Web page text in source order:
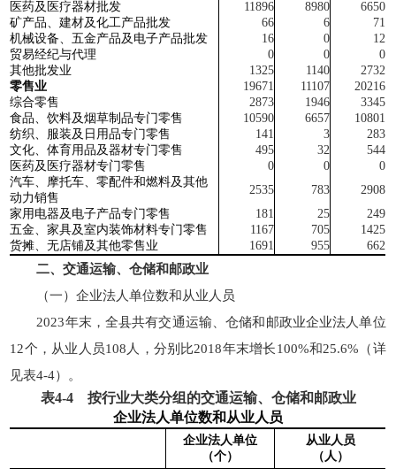
医药及医疗器材批发
11896 8980
6650
矿产品、建材及化工产品批发
66 6
71
机械设备、五金产品及电子产品批发
16 0
12
贸易经纪与代理
0 0
0
其他批发业
1325 1140 2732
零售业
19671 11107 20216
综合零售
2873 1946 3345
食品、饮料及烟草制品专门零售
10590 6657 10801
纺织、服装及日用品专门零售
141 3
283
文化、体育用品及器材专门零售
495 32 544
医药及医疗器材专门零售
0 0
0
汽车、摩托车、零配件和燃料及其他
动力销售
2535 783 2908
家用电器及电子产品专门零售
181 25 249
五金、家具及室内装饰材料专门零售
1167 705
1425
货摊、无店铺及其他零售业
1691 955 662
二、交通运输、仓储和邮政业
（一）企业法人单位数和从业人员
2023年末，全县共有交通运输、仓储和邮政业企业法人单位
12个，从业人员108人，分别比2018年末增长100%和25.6%（详
见表4-4）。
表4-4按行业大类分组的交通运输、仓储和邮政业
企业法人单位数和从业人员
企业法人单位
（个）
从业人员
（人）